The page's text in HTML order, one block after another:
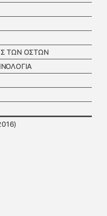
ΤΩΝ ΟΣΤΩΝ